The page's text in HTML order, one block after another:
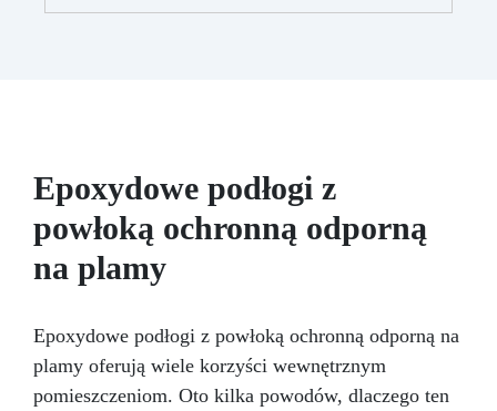
przezroczystości – od delikatnego odcienia po
Opracowana specjalnie do żywic epoksydowych
i akrylowych, zapewniając jednolitą mieszankę.
Niekompatybilna z Żywicami
Poliuretanowymi: Używaj wyłącznie z żywicami
epoksydowymi i akrylowymi – nie nadaje się do
żywic poliuretanowych Resin Pro.
Epoxydowe podłogi z
powłoką ochronną odporną
na plamy
Epoxydowe podłogi z powłoką ochronną odporną na
plamy oferują wiele korzyści wewnętrznym
pomieszczeniom. Oto kilka powodów, dlaczego ten